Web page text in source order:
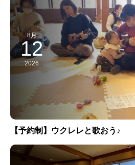
8月
12
2026
【予約制】ウクレレと歌おう♪